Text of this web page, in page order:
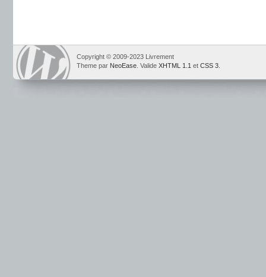
Copyright © 2009-2023 Livrement
Theme par NeoEase . Valide XHTML 1.1 et CSS 3